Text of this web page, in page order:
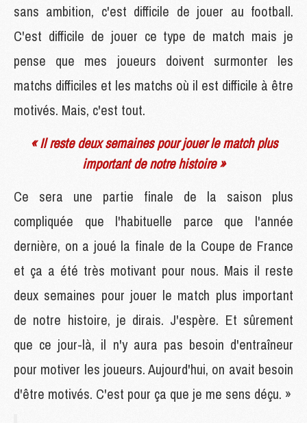
sans ambition, c'est difficile de jouer au football.
C'est difficile de jouer ce type de match mais je
pense que mes joueurs doivent surmonter les
matchs difficiles et les matchs où il est difficile à être
motivés. Mais, c'est tout.
« Il reste deux semaines pour jouer le match plus
important de notre histoire »
Ce sera une partie finale de la saison plus
compliquée que l'habituelle parce que l'année
dernière, on a joué la finale de la Coupe de France
et ça a été très motivant pour nous. Mais il reste
deux semaines pour jouer le match plus important
de notre histoire, je dirais. J'espère. Et sûrement
que ce jour-là, il n'y aura pas besoin d'entraîneur
pour motiver les joueurs. Aujourd'hui, on avait besoin
d'être motivés. C'est pour ça que je me sens déçu. »